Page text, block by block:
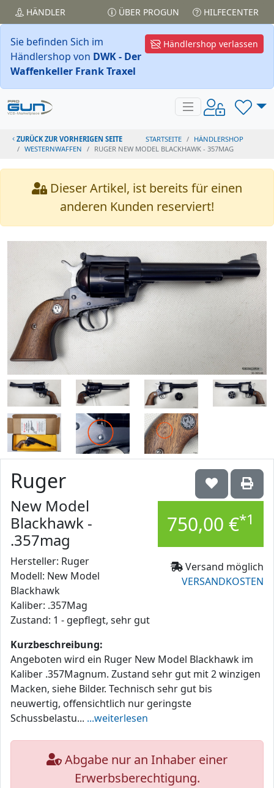
HÄNDLER ÜBER PROGUN HILFECENTER
Händlershop verlassen
Sie befinden Sich im
Händlershop von DWK - Der
Waffenkeller Frank Traxel
ZURÜCK ZUR VORHERIGEN SEITE STARTSEITE
HÄNDLERSHOP
WESTERNWAFFEN
RUGER NEW MODEL BLACKHAWK - 357MAG
Dieser Artikel, ist bereits für einen
anderen Kunden reserviert!
750,00 €*1
Versand möglich
VERSANDKOSTEN
Ruger
New Model
Blackhawk -
.357mag
Hersteller: Ruger
Modell: New Model
Blackhawk
Kaliber: .357Mag
Zustand: 1 - gepflegt, sehr gut
Kurzbeschreibung:
Angeboten wird ein Ruger New Model Blackhawk im
Kaliber .357Magnum. Zustand sehr gut mit 2 winzigen
Macken, siehe Bilder. Technisch sehr gut bis
neuwertig, offensichtlich nur geringste
Schussbelastu... ...weiterlesen
Abgabe nur an Inhaber einer
Erwerbsberechtigung.